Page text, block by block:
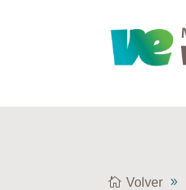
Volver